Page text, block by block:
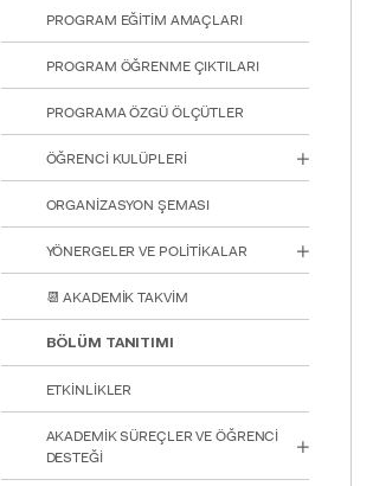
PROGRAM EĞİTİM AMAÇLARI
PROGRAM ÖĞRENME ÇIKTILARI
PROGRAMA ÖZGÜ ÖLÇÜTLER
ÖĞRENCİ KULÜPLERİ
ORGANİZASYON ŞEMASI
YÖNERGELER VE POLİTİKALAR
📆 AKADEMİK TAKVİM
BÖLÜM TANITIMI
ETKİNLİKLER
AKADEMİK SÜREÇLER VE ÖĞRENCİ
DESTEĞİ